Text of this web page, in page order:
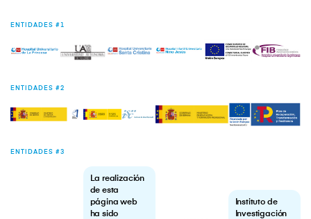
ENTIDADES #1
ENTIDADES #2
ENTIDADES #3
La realización
de esta
página web
ha sido
Instituto de
Investigación